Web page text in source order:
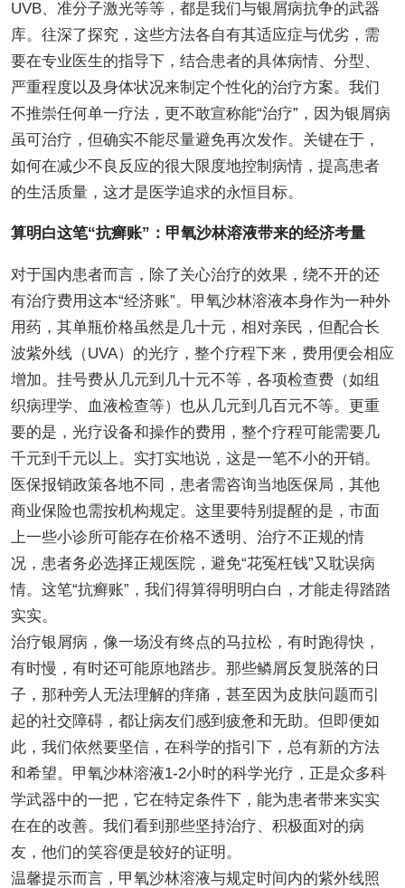
UVB、准分子激光等等，都是我们与银屑病抗争的武器
库。往深了探究，这些方法各自有其适应症与优劣，需
要在专业医生的指导下，结合患者的具体病情、分型、
严重程度以及身体状况来制定个性化的治疗方案。我们
不推崇任何单一疗法，更不敢宣称能“治疗”，因为银屑病
虽可治疗，但确实不能尽量避免再次发作。关键在于，
如何在减少不良反应的很大限度地控制病情，提高患者
的生活质量，这才是医学追求的永恒目标。
算明白这笔“抗癣账”：甲氧沙林溶液带来的经济考量
对于国内患者而言，除了关心治疗的效果，绕不开的还
有治疗费用这本“经济账”。甲氧沙林溶液本身作为一种外
用药，其单瓶价格虽然是几十元，相对亲民，但配合长
波紫外线（UVA）的光疗，整个疗程下来，费用便会相应
增加。挂号费从几元到几十元不等，各项检查费（如组
织病理学、血液检查等）也从几元到几百元不等。更重
要的是，光疗设备和操作的费用，整个疗程可能需要几
千元到千元以上。实打实地说，这是一笔不小的开销。
医保报销政策各地不同，患者需咨询当地医保局，其他
商业保险也需按机构规定。这里要特别提醒的是，市面
上一些小诊所可能存在价格不透明、治疗不正规的情
况，患者务必选择正规医院，避免“花冤枉钱”又耽误病
情。这笔“抗癣账”，我们得算得明明白白，才能走得踏踏
实实。
治疗银屑病，像一场没有终点的马拉松，有时跑得快，
有时慢，有时还可能原地踏步。那些鳞屑反复脱落的日
子，那种旁人无法理解的痒痛，甚至因为皮肤问题而引
起的社交障碍，都让病友们感到疲惫和无助。但即便如
此，我们依然要坚信，在科学的指引下，总有新的方法
和希望。甲氧沙林溶液1-2小时的科学光疗，正是众多科
学武器中的一把，它在特定条件下，能为患者带来实实
在在的改善。我们看到那些坚持治疗、积极面对的病
友，他们的笑容便是较好的证明。
温馨提示而言，甲氧沙林溶液与规定时间内的紫外线照